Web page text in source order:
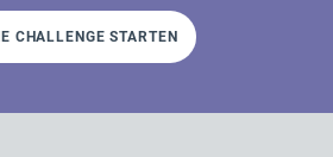
CHALLENGE STARTEN